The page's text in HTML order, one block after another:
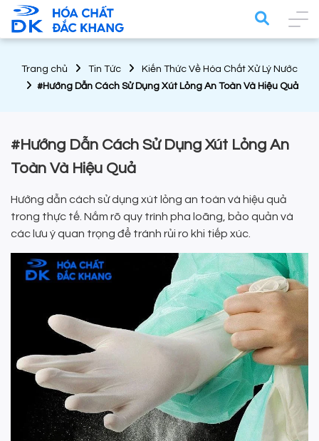
Trang chủ Tin Tức
Kiến Thức Về Hóa Chất Xử Lý Nước
#Hướng Dẫn Cách Sử Dụng Xút Lỏng An Toàn Và Hiệu Quả
#Hướng Dẫn Cách Sử Dụng Xút Lỏng An
Toàn Và Hiệu Quả
Hướng dẫn cách sử dụng xút lỏng an toàn và hiệu quả
trong thực tế. Nắm rõ quy trình pha loãng, bảo quản và
các lưu ý quan trọng để tránh rủi ro khi tiếp xúc.